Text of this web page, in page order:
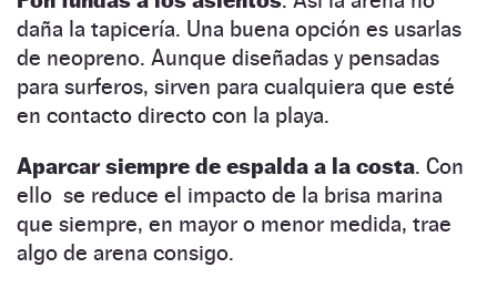
daña la tapicería. Una buena opción es usarlas
de neopreno. Aunque diseñadas y pensadas
para surferos, sirven para cualquiera que esté
en contacto directo con la playa.
Aparcar siempre de espalda a la costa. Con
ello se reduce el impacto de la brisa marina
que siempre, en mayor o menor medida, trae
algo de arena consigo.